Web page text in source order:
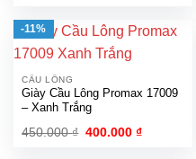
450.000 ₫.là:
400.000 ₫.
-11%
CẦU LÔNG
Giày Cầu Lông Promax 17009
– Xanh Trắng
450.000₫ Giá
400.000₫Giá